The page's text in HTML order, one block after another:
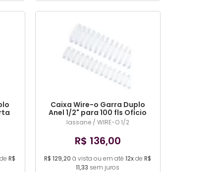
R$
Caixa Wire-o Garra Duplo
Anel 1/2" para 100 fls Ofício
3x1-100 und (COR DIVERSA)
lassane / WIRE-O 1/2
R$ 136,00
R$ 129,20 à vista ou em até12xdeR$
11,33 sem juros